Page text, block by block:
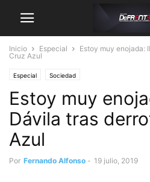
Inicio Especial
Estoy muy enojada:
Cruz Azul
Especial Sociedad
Estoy muy
Dávila tras
Azul
Por Fernando Alfonso - 19 julio, 2019